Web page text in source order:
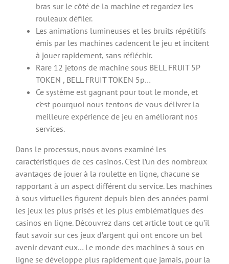
bras sur le côté de la machine et regardez les
rouleaux défiler.
Les animations lumineuses et les bruits répétitifs
émis par les machines cadencent le jeu et incitent
à jouer rapidement, sans réfléchir.
Rare 12 jetons de machine sous BELL FRUIT 5P
TOKEN , BELL FRUIT TOKEN 5p…
Ce système est gagnant pour tout le monde, et
c’est pourquoi nous tentons de vous délivrer la
meilleure expérience de jeu en améliorant nos
services.
Dans le processus, nous avons examiné les
caractéristiques de ces casinos. C’est l’un des nombreux
avantages de jouer à la roulette en ligne, chacune se
rapportant à un aspect différent du service. Les machines
à sous virtuelles figurent depuis bien des années parmi
les jeux les plus prisés et les plus emblématiques des
casinos en ligne. Découvrez dans cet article tout ce qu’il
faut savoir sur ces jeux d’argent qui ont encore un bel
avenir devant eux… Le monde des machines à sous en
ligne se développe plus rapidement que jamais, pour la